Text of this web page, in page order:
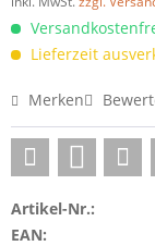
Lieferzeit
Merken
Artikel-Nr.:
EAN: